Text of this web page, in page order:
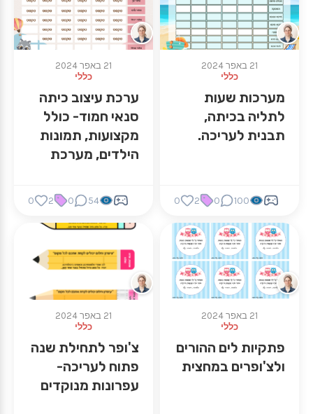
21 באפר 2024
כללי
מערכות שעות
לתליה בכיתה,
תבנית לעריכה.
100
0
2
0
21 באפר 2024
כללי
ערכת עיצוב כיתה
סנאי חמוד- כולל
מקצועות, תמונות
הילדים, מערכת
54
0
2
0
21 באפר 2024
כללי
פתקיות לים ההורים
ולצ'ופרים במחצית
21 באפר 2024
כללי
צ'ופר לתחילת שנה
פתוח לעריכה-
עפרונות מנוקדים